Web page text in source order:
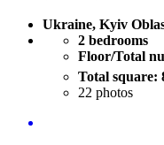
Ukraine, Kyiv
2 bedrooms
Floor/Total
Total square:
22 photos